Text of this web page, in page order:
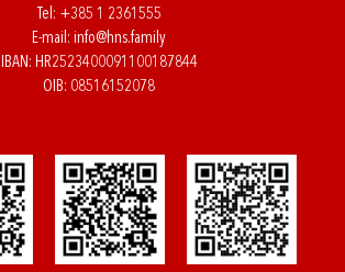
Tel: +385 1 2361555
E-mail: info@hns.family
IBAN: HR2523400091100187844
OIB: 08516152078